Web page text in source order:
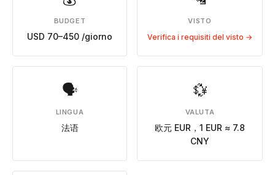
BUDGET
USD 70–450 /giorno
VISTO
Verifica i requisiti del visto →
🗣
LINGUA
法语
💱
VALUTA
欧元 EUR，1 EUR ≈ 7.8
CNY